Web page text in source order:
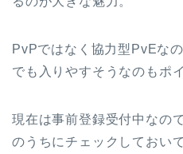
PvPではなく協力型PvEな
でも入りやすそうなのもポ
現在は事前登録受付中なの
のうちにチェックしておい